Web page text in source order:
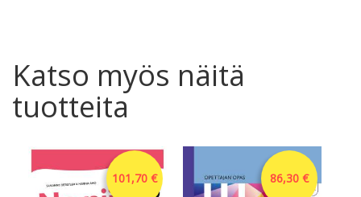
Katso myös näitä
tuotteita
101,70 € 86,30 €